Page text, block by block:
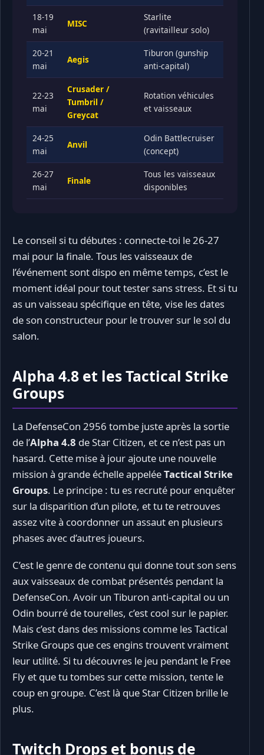
18-19
mai
MISC
Starlite
(ravitailleur solo)
20-21
mai
Aegis
Tiburon (gunship
anti-capital)
22-23
mai
Crusader /
Tumbril /
Greycat
Rotation véhicules
et vaisseaux
24-25
mai
Anvil
Odin Battlecruiser
(concept)
26-27
mai
Finale
Tous les vaisseaux
disponibles
Le conseil si tu débutes : connecte-toi le 26-27
mai pour la finale. Tous les vaisseaux de
l’événement sont dispo en même temps, c’est le
moment idéal pour tout tester sans stress. Et si tu
as un vaisseau spécifique en tête, vise les dates
de son constructeur pour le trouver sur le sol du
salon.
Alpha 4.8 et les Tactical Strike
Groups
La DefenseCon 2956 tombe juste après la sortie
de l’Alpha 4.8 de Star Citizen, et ce n’est pas un
hasard. Cette mise à jour ajoute une nouvelle
mission à grande échelle appeléeTactical Strike
Groups. Le principe : tu es recruté pour enquêter
sur la disparition d’un pilote, et tu te retrouves
assez vite à coordonner un assaut en plusieurs
phases avec d’autres joueurs.
C’est le genre de contenu qui donne tout son sens
aux vaisseaux de combat présentés pendant la
DefenseCon. Avoir un Tiburon anti-capital ou un
Odin bourré de tourelles, c’est cool sur le papier.
Mais c’est dans des missions comme les Tactical
Strike Groups que ces engins trouvent vraiment
leur utilité. Si tu découvres le jeu pendant le Free
Fly et que tu tombes sur cette mission, tente le
coup en groupe. C’est là que Star Citizen brille le
plus.
Twitch Drops et bonus de